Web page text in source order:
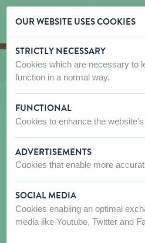
Skip content
Skip language choice
Vous êtes ici:
de Fisherman
OUR WEBSITE USES COOKIES
STRICTLY NECESSARY
Cookies which are necessary to
function in a normal way.
FUNCTIONAL
Cookies to enhance the
ADVERTISEMENTS
Cookies that enable more
SOCIAL MEDIA
Cookies enabling an optimal
media like Youtube, Twitter and